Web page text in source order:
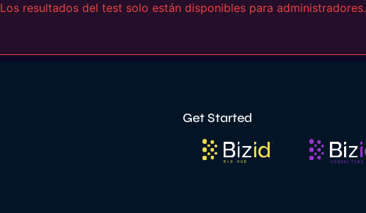
Los resultados del test solo están disponibles para administradores.
Get Started